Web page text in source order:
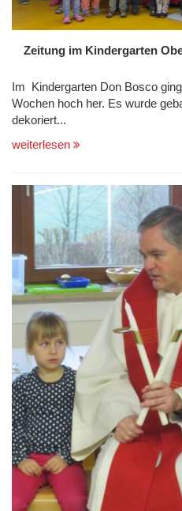
Zeitung im Kindergarten
Im Kindergarten Don Bosco
Wochen hoch her. Es wurde
dekoriert...
weiterlesen